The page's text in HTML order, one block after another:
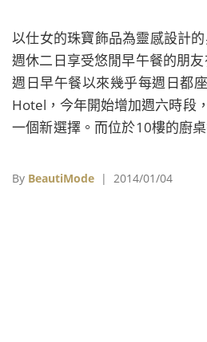
以仕女的珠寶飾品為靈感設計
週休二日享受悠閒早午餐的朋
週日早午餐以來幾乎每週日都
Hotel，今年開始增加週六時段
一個新選擇。而位於10樓的廚
元素。 下午茶廚房現點現做餐
By BeautiMode | 2014/01/04